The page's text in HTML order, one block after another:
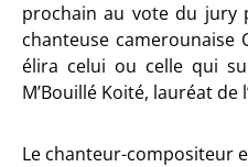
prochain au vote du jury
chanteuse camerounaise
élira celui ou celle qui
M’Bouillé Koité, lauréat de
Le chanteur-compositeur